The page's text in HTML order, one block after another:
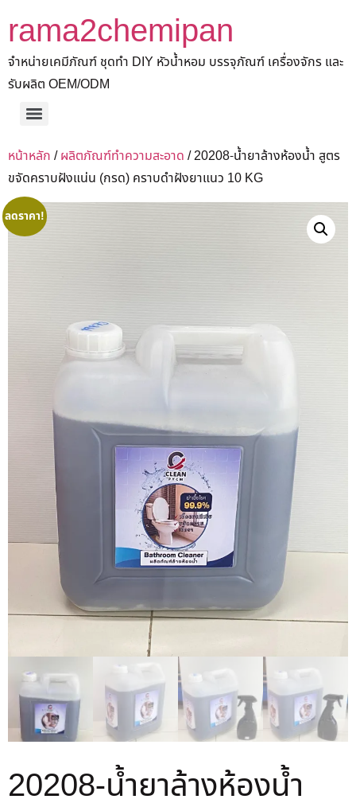
rama2chemipan
จำหน่ายเคมีภัณฑ์ ชุดทำ DIY หัวน้ำหอม บรรจุภัณฑ์ เครื่องจักร และ
รับผลิต OEM/ODM
หน้าหลัก /ผลิตภัณฑ์ทำความสะอาด / 20208-น้ำยาล้างห้องน้ำ สูตร
ขจัดคราบฝังแน่น (กรด) คราบดำฝังยาแนว 10 KG
ลดราคา!
20208-น้ำยาล้างห้องน้ำ